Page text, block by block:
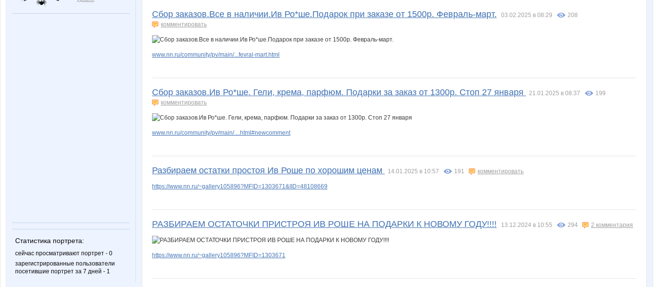
Статистика портрета:
сейчас просматривают портрет - 0
зарегистрированные пользователи
посетившие портрет за 7 дней - 1
Сбор заказов.Все в наличии.Ив Ро*ше.Подарок при заказе от 1500р. Февраль-март. 03.02.2025 в 08:29
208
комментировать
www.nn.ru/community/pv/main/...fevral-mart.html
Сбор заказов.Ив Ро*ше. Гели, крема, парфюм. Подарки за заказ от 1300р. Стоп 27 января 21.01.2025 в 08:37
199
комментировать
www.nn.ru/community/pv/main/....html#newcomment
Разбираем остатки простоя Ив Роше по хорошим ценам 14.01.2025 в 10:57 191 комментировать
https://www.nn.ru/~gallery105896?MFID=1303671&IID=48108669
РАЗБИРАЕМ ОСТАТОЧКИ ПРИСТРОЯ ИВ РОШЕ НА ПОДАРКИ К НОВОМУ ГОДУ!!!! 13.12.2024 в 10:55 294 2 комментария
https://www.nn.ru/~gallery105896?MFID=1303671